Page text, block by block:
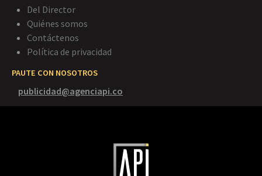
Del Director
Quiénes somos
Contáctenos
Política de privacidad
PAUTE CON NOSOTROS
publicidad@agenciapi.co